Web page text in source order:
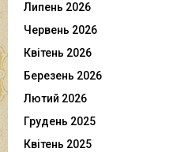
Липень 2026
Червень 2026
Квітень 2026
Березень 2026
Лютий 2026
Грудень 2025
Квітень 2025